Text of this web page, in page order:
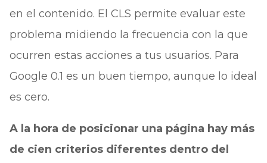
en el contenido. El CLS permite evaluar este
problema midiendo la frecuencia con la que
ocurren estas acciones a tus usuarios. Para
Google 0.1 es un buen tiempo, aunque lo ideal
es cero.
A la hora de posicionar una página hay más
de cien criterios diferentes dentro del